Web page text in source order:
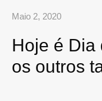
Maio 2, 2020
Hoje é Dia
os outros